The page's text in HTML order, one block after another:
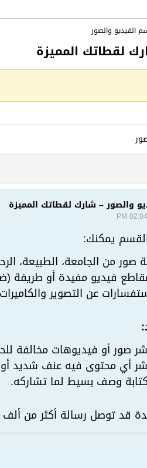
الفيديو والصور
لقطاتك المميزة
والصور – شارك لقطاتك المميزة
يمكنك:
صور من الجامعة، الطبيعة،
فيديو مفيدة أو طريفة
عن التصوير
صور أو فيديوهات مخالفة
أي محتوى فيه عنف شديد
وصف بسيط لما تشاركه.
قد توصل رسالة أكثر من